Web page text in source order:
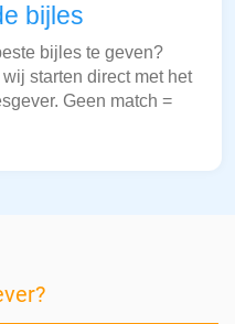
bijles
bijles te geven?
starten direct met het
Geen match =